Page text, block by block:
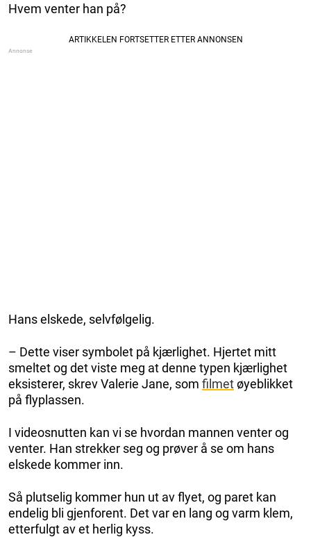
Hvem venter han på?
Hans elskede, selvfølgelig.
– Dette viser symbolet på kjærlighet. Hjertet mitt
smeltet og det viste meg at denne typen kjærlighet
eksisterer, skrev Valerie Jane, som filmetøyeblikket
på flyplassen.
I videosnutten kan vi se hvordan mannen venter og
venter. Han strekker seg og prøver å se om hans
elskede kommer inn.
Så plutselig kommer hun ut av flyet, og paret kan
endelig bli gjenforent. Det var en lang og varm klem,
etterfulgt av et herlig kyss.